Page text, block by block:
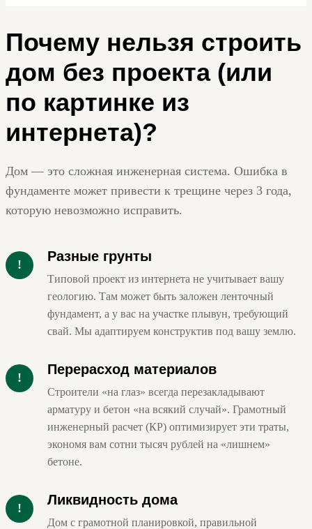
Почему нельзя строить
дом без проекта (или
по картинке из
интернета)?
Дом — это сложная инженерная система. Ошибка в
фундаменте может привести к трещине через 3 года,
которую невозможно исправить.
!
Разные грунты
Типовой проект из интернета не учитывает вашу
геологию. Там может быть заложен ленточный
фундамент, а у вас на участке плывун, требующий
свай. Мы адаптируем конструктив под вашу землю.
!
Перерасход материалов
Строители «на глаз» всегда перезакладывают
арматуру и бетон «на всякий случай». Грамотный
инженерный расчет (КР) оптимизирует эти траты,
экономя вам сотни тысяч рублей на «лишнем»
бетоне.
!
Ликвидность дома
Дом с грамотной планировкой, правильной